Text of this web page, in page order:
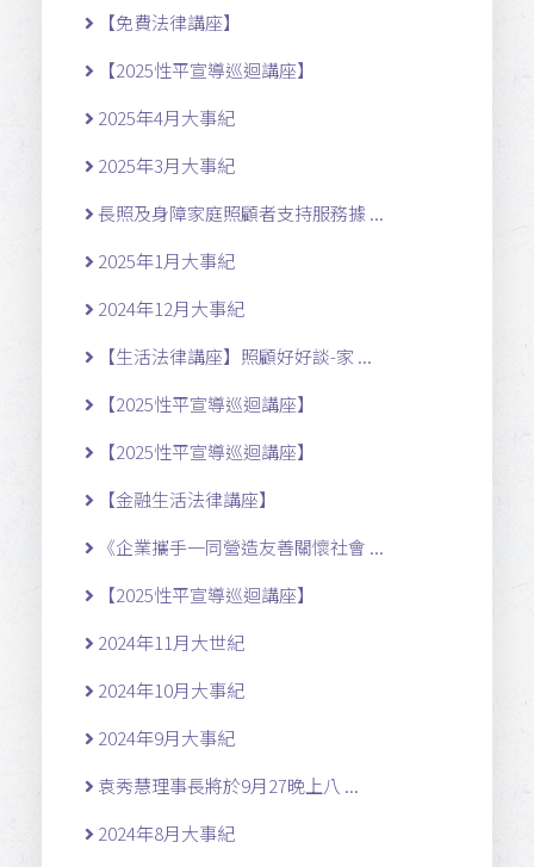
【免費法律講座】
【2025性平宣導巡迴講座】
2025年4月大事紀
2025年3月大事紀
長照及身障家庭照顧者支持服務據 ...
2025年1月大事紀
2024年12月大事紀
【生活法律講座】照顧好好談-家 ...
【2025性平宣導巡迴講座】
【2025性平宣導巡迴講座】
【金融生活法律講座】
《企業攜手一同營造友善關懷社會 ...
【2025性平宣導巡迴講座】
2024年11月大世紀
2024年10月大事紀
2024年9月大事紀
袁秀慧理事長將於9月27晚上八 ...
2024年8月大事紀